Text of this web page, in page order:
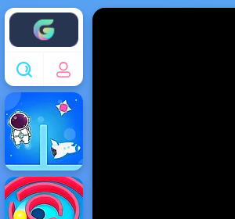
Enjoy4fun